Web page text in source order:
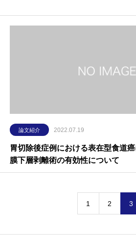
論文紹介 2022.07.19
胃切除後症例における表在型食道
膜下層剥離術の有効性について
1 2 3